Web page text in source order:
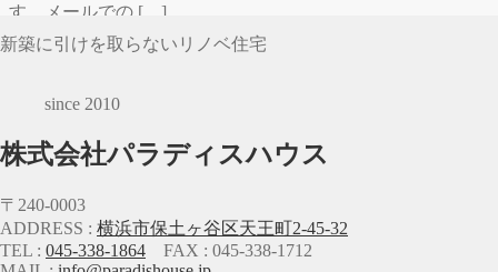
新築に引けを取らないリノベ住宅
since 2010
株式会社パラディスハウス
〒240-0003
ADDRESS : 横浜市保土ヶ谷区天王町2-45-32
TEL : 045-338-1864 FAX : 045-338-1712
す。メールでの […]